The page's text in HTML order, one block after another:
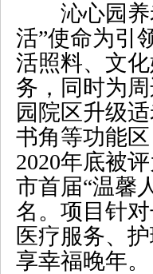
沁心园养
活”使命为引
活照料、文
务，同时为
园院区升级
书角等功能
2020年底被
市首届“温馨
名。 项目 针
医疗服务、
享幸福晚年。